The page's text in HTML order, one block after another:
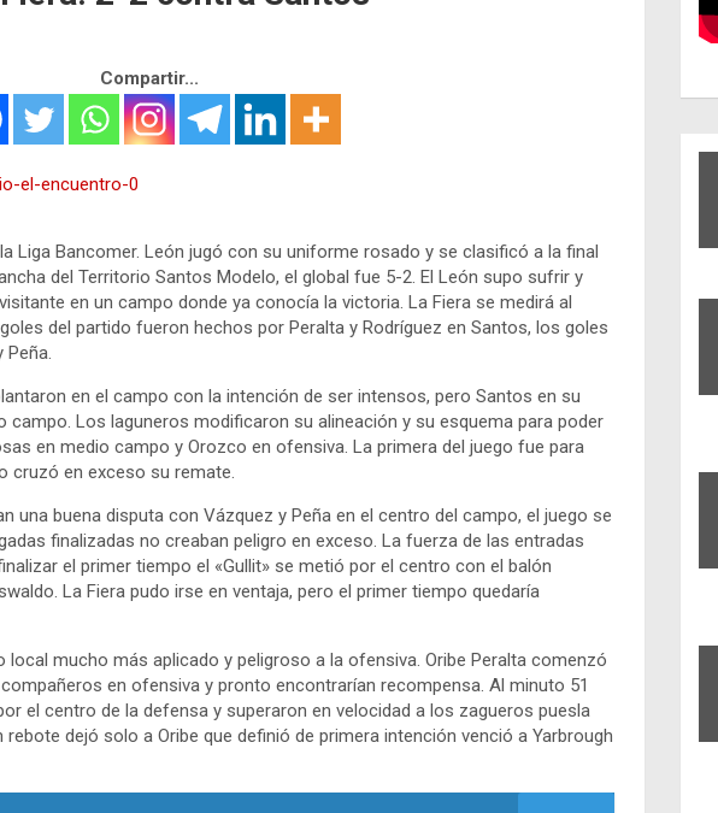
Compartir...
Liga Bancomer. León jugó con su uniforme rosado y se clasificó a la final
del Territorio Santos Modelo, el global fue 5-2. El León supo sufrir y
en un campo donde ya conocía la victoria. La Fiera se medirá al
del partido fueron hechos por Peralta y Rodríguez en Santos, los goles
Peña.
en el campo con la intención de ser intensos, pero Santos en su
campo. Los laguneros modificaron su alineación y su esquema para poder
en medio campo y Orozco en ofensiva. La primera del juego fue para
cruzó en exceso su remate.
una buena disputa con Vázquez y Peña en el centro del campo, el juego se
finalizadas no creaban peligro en exceso. La fuerza de las entradas
el primer tiempo el «Gullit» se metió por el centro con el balón
La Fiera pudo irse en ventaja, pero el primer tiempo quedaría
local mucho más aplicado y peligroso a la ofensiva. Oribe Peralta comenzó
en ofensiva y pronto encontrarían recompensa. Al minuto 51
el centro de la defensa y superaron en velocidad a los zagueros puesla
dejó solo a Oribe que definió de primera intención venció a Yarbrough